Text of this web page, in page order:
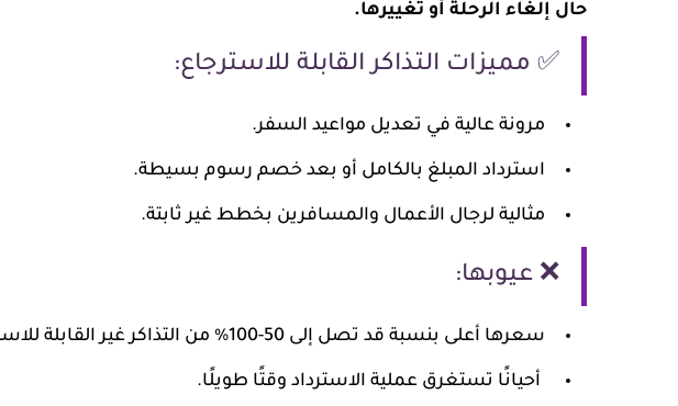
حال إلغاء الرحلة أو تغييرها.
✅ مميزات التذاكر القابلة للاسترجاع:
مرونة عالية في تعديل مواعيد السفر.
استرداد المبلغ بالكامل أو بعد خصم رسوم بسيطة.
مثالية لرجال الأعمال والمسافرين بخطط غير ثابتة.
❌ عيوبها:
سعرها أعلى بنسبة قد تصل إلى 50-100% من التذاكر غير القابلة للاسترجاع.
أحيانًا تستغرق عملية الاسترداد وقتًا طويلًا.